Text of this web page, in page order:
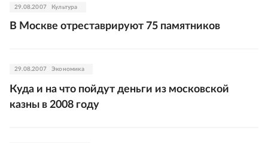
29.08.2007 Культура
В Москве отреставрируют 75 памятников
29.08.2007 Экономика
Куда и на что пойдут деньги из московской
казны в 2008 году